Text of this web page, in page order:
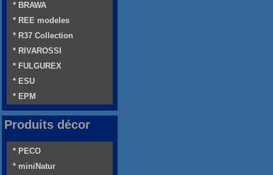
* BRAWA
* REE modeles
* R37 Collection
* RIVAROSSI
* FULGUREX
* ESU
* EPM
Produits décor
* PECO
* miniNatur